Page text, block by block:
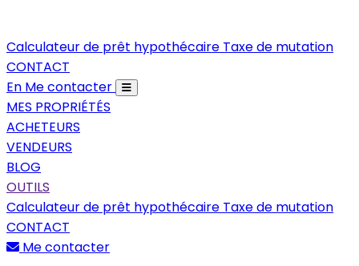
Calculateur de prêt hypothécaire Taxe de mutation
CONTACT
En Me contacter
MES PROPRIÉTÉS
ACHETEURS
VENDEURS
BLOG
OUTILS
Calculateur de prêt hypothécaire Taxe de mutation
CONTACT
Me contacter